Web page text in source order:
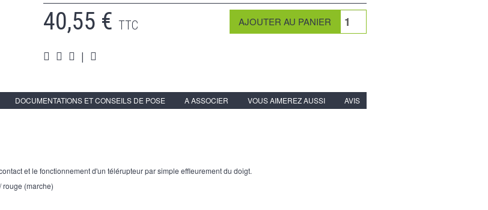
40,55 € TTC
|
DOCUMENTATIONS ET CONSEILS DE POSE A ASSOCIER VOUS AIMEREZ AUSSI AVIS
et le fonctionnement d'un télérupteur par simple effleurement du doigt.
rouge (marche)